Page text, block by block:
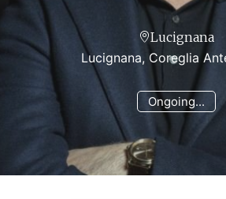
Ongoing...
Lucignana
Lucignana, Coreglia